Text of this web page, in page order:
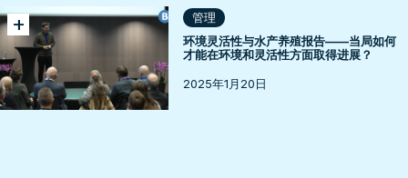
+
管理
环境灵活性与水产养殖报告——当局如何
才能在环境和灵活性方面取得进展？
2025年1月20日